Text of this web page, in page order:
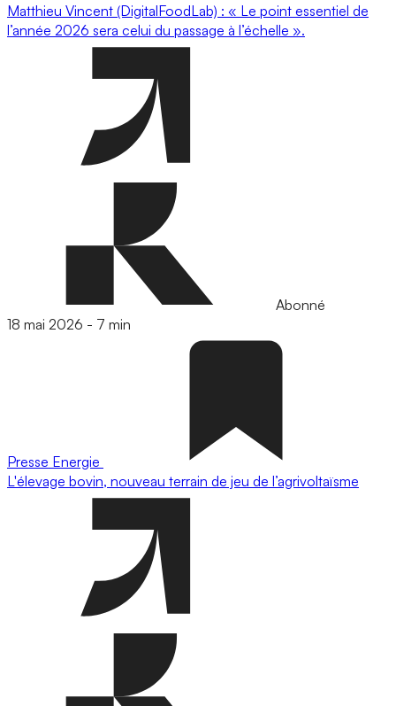
Matthieu Vincent (DigitalFoodLab) : « Le point essentiel de
l’année 2026 sera celui du passage à l’échelle ».
Abonné
18 mai 2026 - 7 min
Presse Energie
L'élevage bovin, nouveau terrain de jeu de l’agrivoltaïsme